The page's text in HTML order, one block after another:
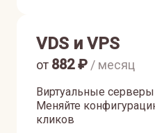
VDS и VPS
Виртуальные серверы
Меняйте
кликов
от 882₽ / месяц